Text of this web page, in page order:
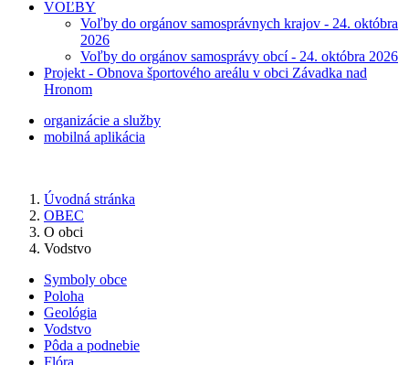
VOĽBY
Voľby do orgánov samosprávnych krajov - 24. októbra
2026
Voľby do orgánov samosprávy obcí - 24. októbra 2026
Projekt - Obnova športového areálu v obci Závadka nad
Hronom
organizácie a služby
mobilná aplikácia
Úvodná stránka
OBEC
O obci
Vodstvo
Symboly obce
Poloha
Geológia
Vodstvo
Pôda a podnebie
Flóra